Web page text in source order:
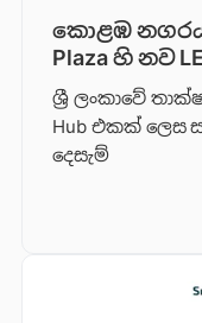
කොළඹ
Plaza හි නව
ශ්‍රී ලංකාවේ
Hub එකක් ලෙස
දෙසැම්